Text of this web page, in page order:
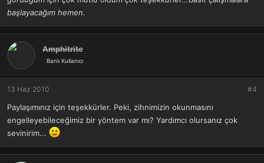
başlayacağım hemen.
Amphitrite
Banlı Kullanıcı
13 Haz 2010 #4
Paylaşımınız için teşekkürler. Peki, zihnimizin okunmasını
engelleyebileceğimiz bir yöntem var mı? Yardımcı olursanız çok
sevinirim...